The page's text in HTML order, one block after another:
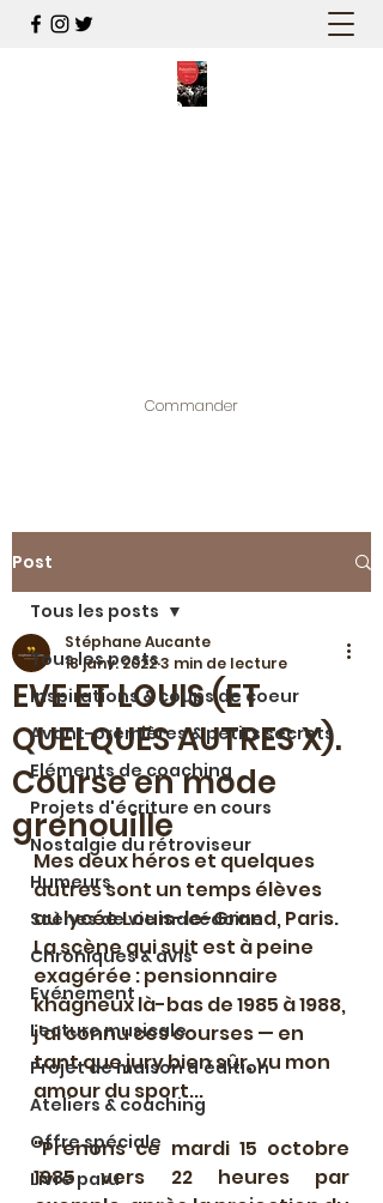
Commander
Post
Tous les posts
Inspirations & coups de coeur
Avant-premières & petits secrets
Eléments de coaching
Projets d'écriture en cours
Nostalgie du rétroviseur
Humeurs
Scènes de vie macédoine
Chroniques & avis
Evénement
Lecture musicale
Projet de maison d'édition
Ateliers & coaching
Offre spéciale
Livre paru
Tous les posts
EVE ET LOUIS (ET
QUELQUES AUTRES X).
Course en mode
grenouille
Stéphane Aucante
18 janv. 20223 min de lecture
Mes deux héros et quelques
autres sont un temps élèves
au lycée Louis-le-Grand, Paris.
La scène qui suit est à peine
exagérée : pensionnaire
khâgneux là-bas de 1985 à 1988,
j'ai connu ces courses — en
tant que jury bien sûr, vu mon
amour du sport...
"Prenons ce mardi 15 octobre
1985 vers 22 heures par